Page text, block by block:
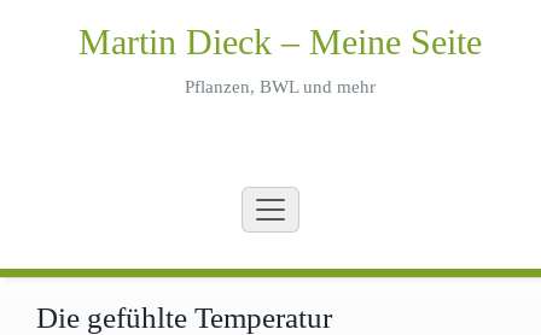
Martin Dieck – Meine Seite
Pflanzen, BWL und mehr
Die gefühlte Temperatur